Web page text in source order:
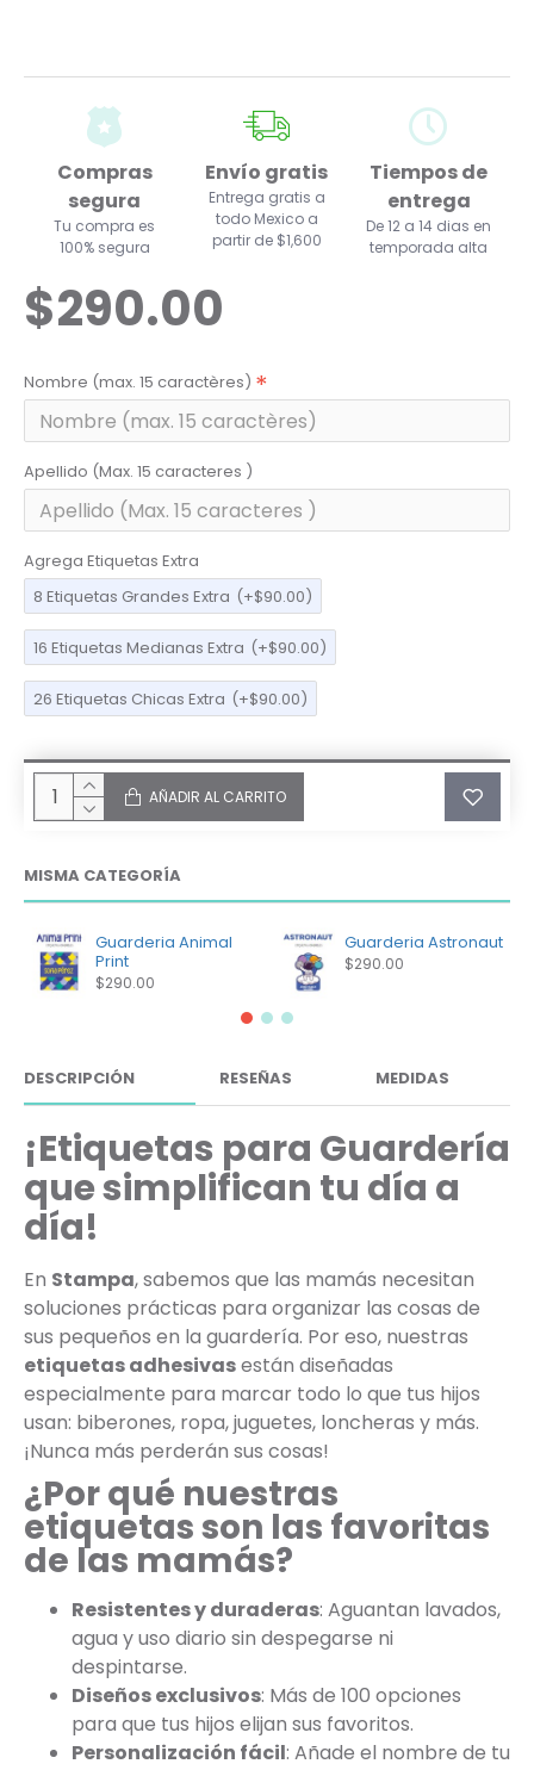
Compras
segura
Tu compra es
100% segura
Envío gratis
Entrega gratis a
todo Mexico a
partir de $1,600
Tiempos de
entrega
De 12 a 14 dias en
temporada alta
$290.00
Nombre (max. 15 caractères)
Apellido (Max. 15 caracteres )
Agrega Etiquetas Extra
8 Etiquetas Grandes Extra (+$90.00)
16 Etiquetas Medianas Extra (+$90.00)
26 Etiquetas Chicas Extra (+$90.00)
AÑADIR AL CARRITO
MISMA CATEGORÍA
Guarderia Animal
Print
$290.00
Guarderia Astronaut
$290.00
DESCRIPCIÓN RESEÑAS MEDIDAS
¡Etiquetas para Guardería
que simplifican tu día a
día!
En Stampa, sabemos que las mamás necesitan
soluciones prácticas para organizar las cosas de
sus pequeños en la guardería. Por eso, nuestras
etiquetas adhesivasestán diseñadas
especialmente para marcar todo lo que tus hijos
usan: biberones, ropa, juguetes, loncheras y más.
¡Nunca más perderán sus cosas!
¿Por qué nuestras
etiquetas son las favoritas
de las mamás?
Resistentes y duraderas: Aguantan lavados,
agua y uso diario sin despegarse ni
despintarse.
Diseños exclusivos: Más de 100 opciones
para que tus hijos elijan sus favoritos.
Personalización fácil: Añade el nombre de tu